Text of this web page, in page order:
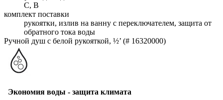
C, B
комплект поставки
рукоятки, излив на ванну с переключателем, защита от
обратного тока воды
Ручной душ с белой рукояткой, ½’ (# 16320000)
Экономия воды - защита климата